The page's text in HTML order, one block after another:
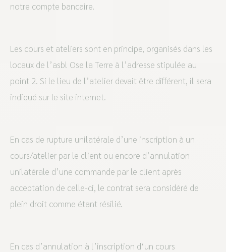
notre compte bancaire.
Les cours et ateliers sont en principe, organisés dans les
locaux de l’asbl Ose la Terre à l’adresse stipulée au
point 2. Si le lieu de l’atelier devait être différent, il sera
indiqué sur le site internet.
En cas de rupture unilatérale d’une inscription à un
cours/atelier par le client ou encore d’annulation
unilatérale d’une commande par le client après
acceptation de celle-ci, le contrat sera considéré de
plein droit comme étant résilié.
En cas d’annulation à l’inscription d‘un cours